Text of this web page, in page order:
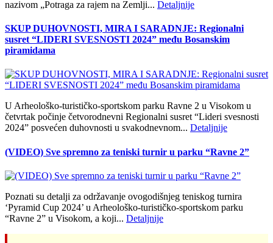
nazivom „Potraga za rajem na Zemlji... Detaljnije
SKUP DUHOVNOSTI, MIRA I SARADNJE: Regionalni
susret “LIDERI SVESNOSTI 2024” među Bosanskim
piramidama
U Arheološko-turističko-sportskom parku Ravne 2 u Visokom u
četvrtak počinje četvorodnevni Regionalni susret “Lideri svesnosti
2024” posvećen duhovnosti u svakodnevnom... Detaljnije
(VIDEO) Sve spremno za teniski turnir u parku “Ravne 2”
Poznati su detalji za održavanje ovogodišnjeg teniskog turnira
‘Pyramid Cup 2024’ u Arheološko-turističko-sportskom parku
“Ravne 2” u Visokom, a koji... Detaljnije